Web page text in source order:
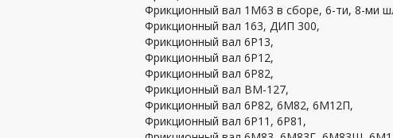
Фрикционный вал 1М63 в сборе, 6-ти, 8-ми
Фрикционный вал 163, ДИП 300,
Фрикционный вал 6Р13,
Фрикционный вал 6Р12,
Фрикционный вал 6Р82,
Фрикционный вал ВМ-127,
Фрикционный вал 6Р82, 6М82, 6М12П,
Фрикционный вал 6Р11, 6Р81,